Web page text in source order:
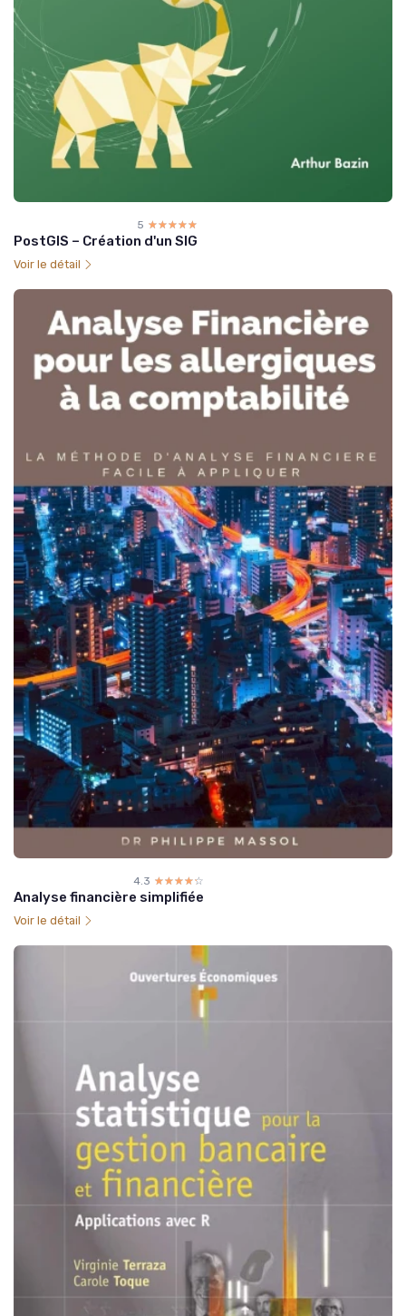
5 ☆☆☆☆☆
★★★★★
PostGIS – Création d'un SIG
Voir le détail
4.3 ☆☆☆☆☆
★★★★★
Analyse financière simplifiée
Voir le détail